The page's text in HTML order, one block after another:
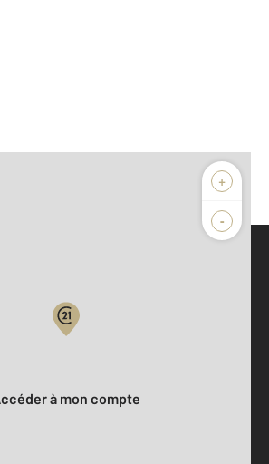
+
-
Accéder à mon compte